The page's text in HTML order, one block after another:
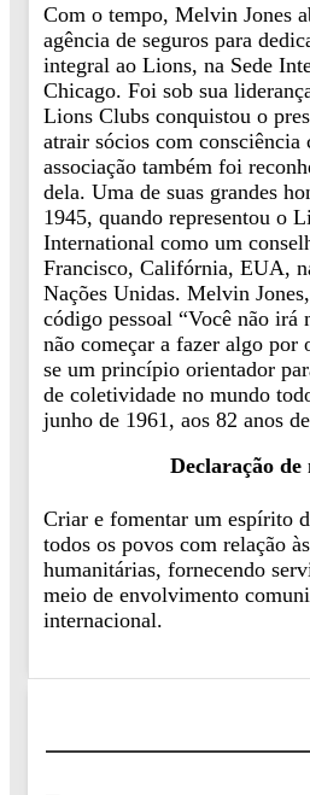
Com o tempo, Melvin Jones
agência de seguros para
integral ao Lions, na Sede
Chicago. Foi sob sua
Lions Clubs conquistou o
atrair sócios com
associação também foi
dela. Uma de suas grandes
1945, quando representou o
International como um
Francisco, Califórnia, EUA,
Nações Unidas. Melvin
código pessoal “Você não irá
não começar a fazer algo por
se um princípio orientador
de coletividade no mundo
junho de 1961, aos 82 anos
Declaração de
Criar e fomentar um espírito
todos os povos com relação
humanitárias, fornecendo
meio de envolvimento
internacional.